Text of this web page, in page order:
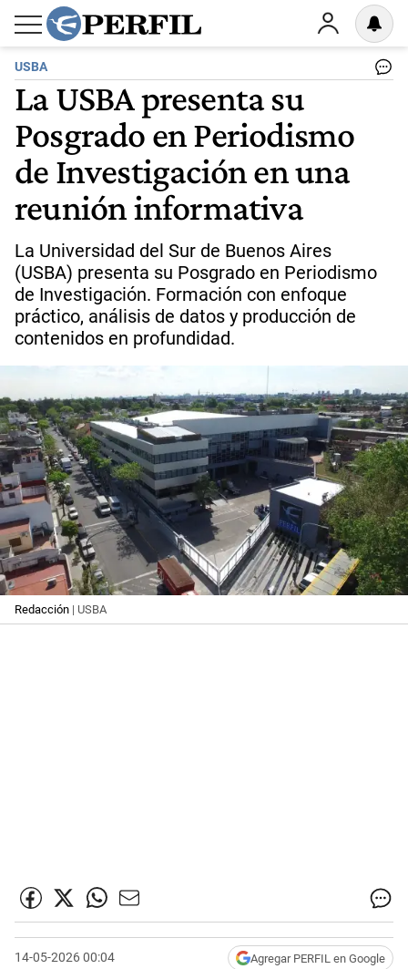
USBA
La USBA presenta su
Posgrado en Periodismo
de Investigación en una
reunión informativa
La Universidad del Sur de Buenos Aires
(USBA) presenta su Posgrado en Periodismo
de Investigación. Formación con enfoque
práctico, análisis de datos y producción de
contenidos en profundidad.
Redacción | USBA
14-05-2026 00:04 Agregar PERFIL en Google